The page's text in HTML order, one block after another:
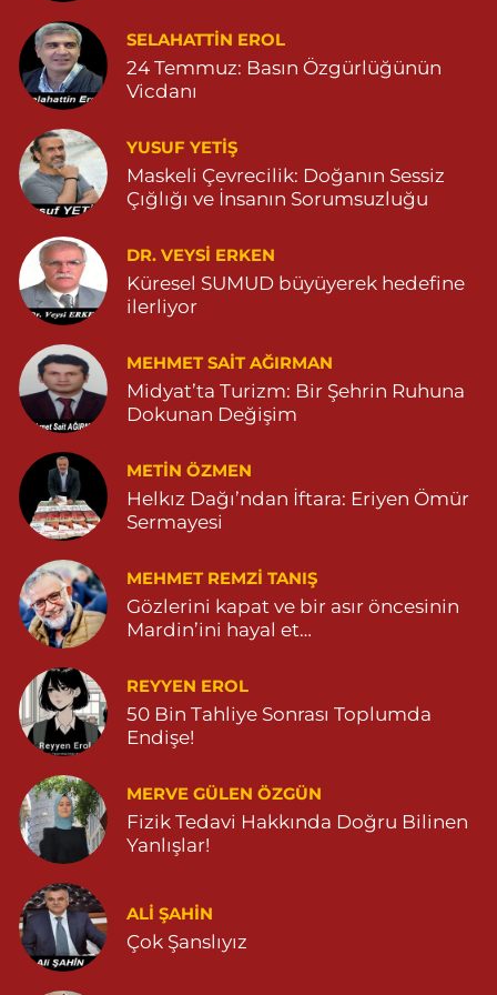
Çınarbaş Eczanesi
Bahçebaşı Mahallesi, Hanse Hatun Caddesi No:120 C Yeşilli
Mardin
0 (482) 591 10 15 Yol Tarifi Al
Şahin Eczanesi
Kaplan Mahallesi, Mardin Caddesi No:25 C Savur Mardin
0 (555) 151 49 05 Yol Tarifi Al
Özdemir Eczanesi
Yeni Mahalle, 3086.Sokak No:4 3 Ömerli Mardin
0 (482) 541 31 21
SELAHATTIN EROL
24 Temmuz: Basın Özgürlüğünün
Vicdanı
YUSUF YETİŞ
Maskeli Çevrecilik: Doğanın Sessiz
Çığlığı ve İnsanın Sorumsuzluğu
DR. VEYSI ERKEN
Küresel SUMUD büyüyerek hedefine
ilerliyor
MEHMET SAIT AĞIRMAN
Midyat’ta Turizm: Bir Şehrin Ruhuna
Dokunan Değişim
METIN ÖZMEN
Helkız Dağı’ndan İftara: Eriyen Ömür
Sermayesi
MEHMET REMZI TANIŞ
Gözlerini kapat ve bir asır öncesinin
Mardin’ini hayal et…
REYYEN EROL
50 Bin Tahliye Sonrası Toplumda
Endişe!
MERVE GÜLEN ÖZGÜN
Fizik Tedavi Hakkında Doğru Bilinen
Yanlışlar!
ALI ŞAHİN
Çok Şanslıyız